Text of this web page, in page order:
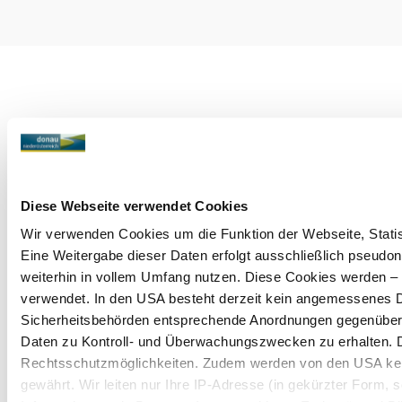
Diese Webseite verwendet Cookies
Wir verwenden Cookies um die Funktion der Webseite,
Eine Weitergabe dieser Daten erfolgt ausschließlich
weiterhin in vollem Umfang nutzen. Diese Cookies werden
verwendet. In den USA besteht derzeit kein
Sicherheitsbehörden entsprechende Anordnungen
Daten zu Kontroll- und Überwachungszwecken zu
Rechtsschutzmöglichkeiten. Zudem werden von den USA
gewährt. Wir leiten nur Ihre IP-Adresse (in gekürzter Form,